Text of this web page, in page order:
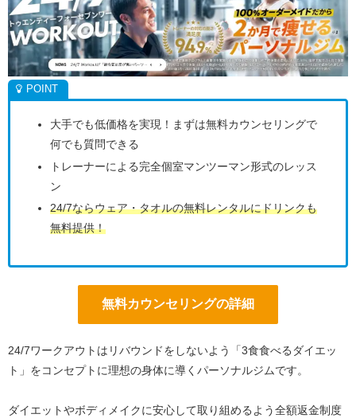
大手でも低価格を実現！まずは無料カウンセリングで
何でも質問できる
トレーナーによる完全個室マンツーマン形式のレッス
ン
24/7ならウェア・タオルの無料レンタルにドリンクも
無料提供！
無料カウンセリングの詳細
24/7ワークアウトはリバウンドをしないよう「3食食べるダイエッ
ト」をコンセプトに理想の身体に導くパーソナルジムです。
ダイエットやボディメイクに安心して取り組めるよう全額返金制度